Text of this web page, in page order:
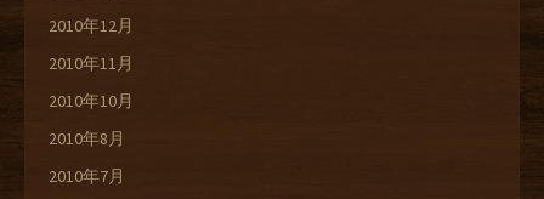
2010年12月
2010年11月
2010年10月
2010年8月
2010年7月